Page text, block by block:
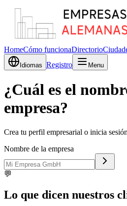
HomeCómo funcionaDirectorio
Idiomas Registro Menu
¿Cuál es el
empresa?
Crea tu perfil empresarial o inicia
Nombre de la empresa
💬
Lo que dicen nuestros